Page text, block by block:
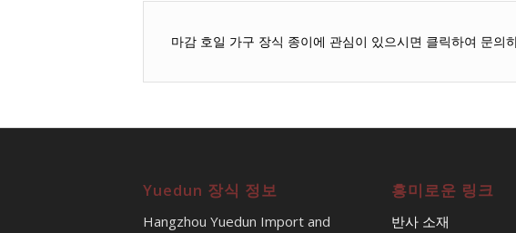
마감 호일 가구 장식 종이에 관심이 있으시면 클릭하여 문의
Yuedun 장식 정보
Hangzhou Yuedun Import and
흥미로운 링크
반사 소재